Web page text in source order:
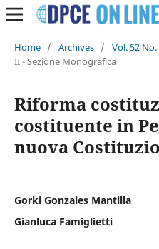
Home / Archives / Vol. 52
II - Sezione Monografica
Riforma
costituente in
nuova
Gorki Gonzales Mantilla
Gianluca Famiglietti